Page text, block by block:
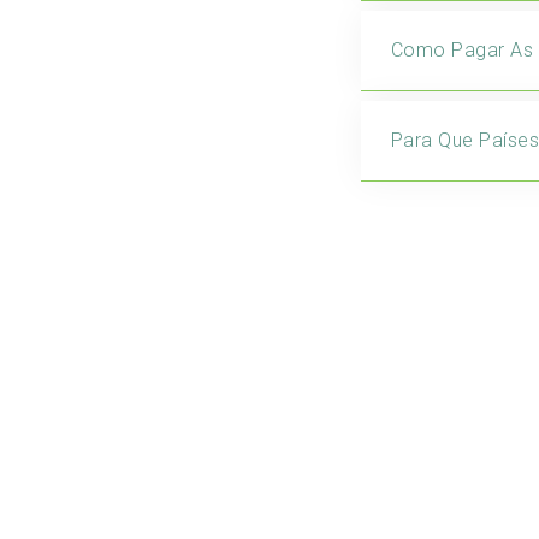
Como Pagar
Para Que